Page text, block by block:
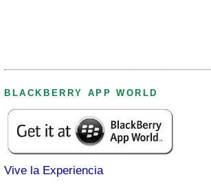
BLACKBERRY APP WORLD
Vive la Experiencia